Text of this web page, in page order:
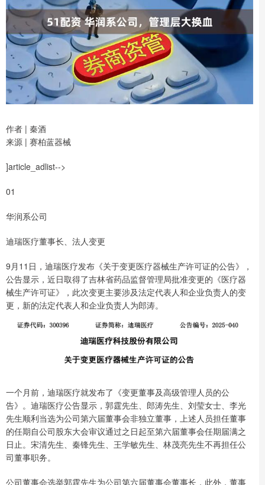
作者 | 秦酒
来源 | 赛柏蓝器械
]article_adlist-->
01
华润系公司
迪瑞医疗董事长、法人变更
9月11日，迪瑞医疗发布《关于变更医疗器械生产许可证的公告》，
公告显示，近日取得了吉林省药品监督管理局批准变更的《医疗器
械生产许可证》，此次变更主要涉及法定代表人和企业负责人的变
更，新的法定代表人和企业负责人为郎涛。
一个月前，迪瑞医疗就发布了《变更董事及高级管理人员的公
告》。迪瑞医疗公告显示，郭霆先生、郎涛先生、刘莹女士、李光
先生顺利当选为公司第六届董事会非独立董事，上述人员担任董事
的任期自公司股东大会审议通过之日起至第六届董事会任期届满之
日止。宋清先生、秦锋先生、王学敏先生、林茂亮先生不再担任公
司董事职务。
公司董事会选举郭霆先生为公司第六届董事会董事长，此外，董事